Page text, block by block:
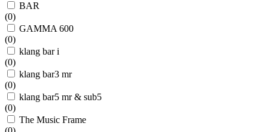
BAR
(0)
GAMMA 600
(0)
klang bar i
(0)
klang bar3 mr
(0)
klang bar5 mr & sub5
(0)
The Music Frame